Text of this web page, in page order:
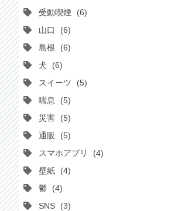
受動喫煙
6
山口
6
島根
6
犬
6
スイーツ
5
喘息
5
災害
5
通販
5
スマホアプリ
4
壁紙
4
鬱
4
SNS
3